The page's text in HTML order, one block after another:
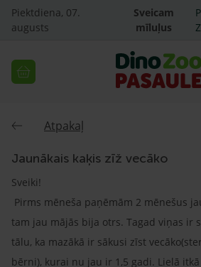
Piektdiena, 07.
augusts
Sveicam
mīluļus
Atpakaļ
Jaunākais kaķis zīž vecāko
Sveiki!
Pirms mēneša paņēmām 2 mēnešus
tam jau mājās bija otrs. Tagad viņas ir
tālu, ka mazākā ir sākusi zīst
bērni), kurai nu jau ir 1,5 gadi. Lielā